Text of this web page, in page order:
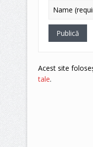
Acest site
tale.